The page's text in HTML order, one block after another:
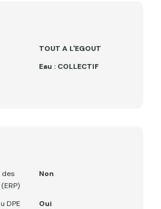
TOUT A L'EGOUT
Eau : COLLECTIF
des
Non
DPE
Oui